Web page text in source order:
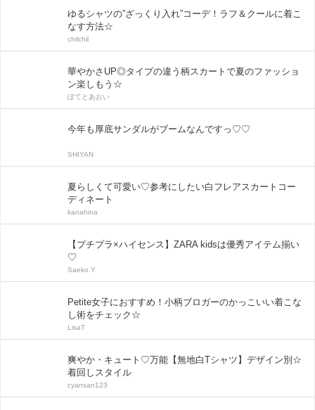
ゆるシャツの”ざっくり入れ”コーデ！ラフ＆クールに着こ
なす方法☆
chilchil
華やかさUP◎タイプの違う柄スカートで夏のファッショ
ン楽しもう☆
ぽてとあおい
今年も厚底サンダルがブームなんですっ♡♡
SHIYAN
夏らしくて可愛い♡参考にしたい白フレアスカートコー
ディネート
kanahina
【プチプラ×ハイセンス】ZARA kidsは優秀アイテム揃い
♡
Saeko.Y
Petite女子におすすめ！小柄ブロガーのかっこいい着こな
し術をチェック☆
LisaT
爽やか・キュート♡万能【無地白Tシャツ】デザイン別☆
着回しスタイル
cyansan123